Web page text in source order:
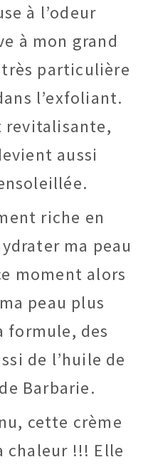
à l’odeur
à mon grand
particulière
l’exfoliant.
revitalisante,
aussi
riche en
ma peau
moment alors
peau plus
formule, des
de l’huile de
Barbarie.
cette crème
chaleur !!! Elle